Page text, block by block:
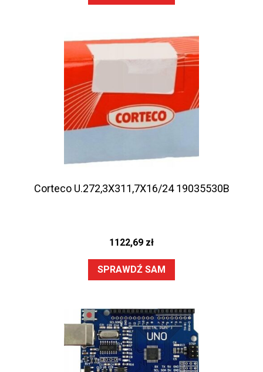
Corteco U.272,3X311,7X16/24 19035530B
1122,69 zł
SPRAWDŹ SAM